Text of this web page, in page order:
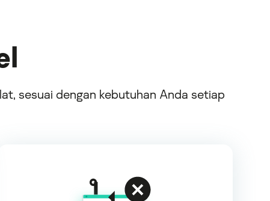
sesuai dengan kebutuhan Anda setiap